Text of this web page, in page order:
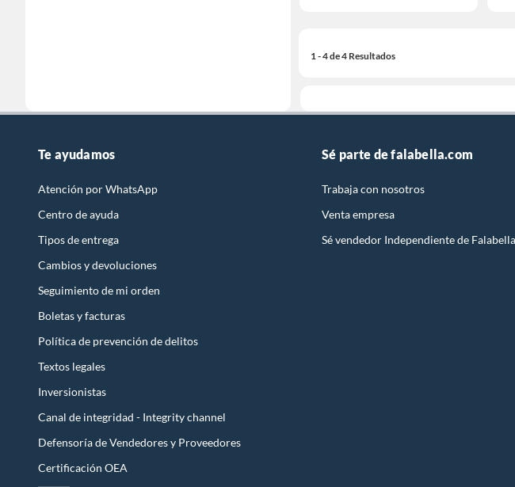
1 - 4 de 4 Resultados
Te ayudamos
Atención por WhatsApp
Centro de ayuda
Tipos de entrega
Cambios y devoluciones
Seguimiento de mi orden
Boletas y facturas
Política de prevención de delitos
Textos legales
Inversionistas
Canal de integridad - Integrity channel
Defensoría de Vendedores y Proveedores
Certificación OEA
Sé parte de falabella.com
Trabaja con nosotros
Venta empresa
Sé vendedor Independiente de Falabella